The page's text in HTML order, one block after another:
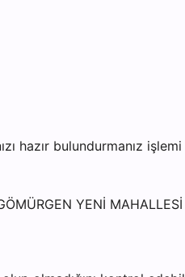
bulundurmanız işlemi
YENİ